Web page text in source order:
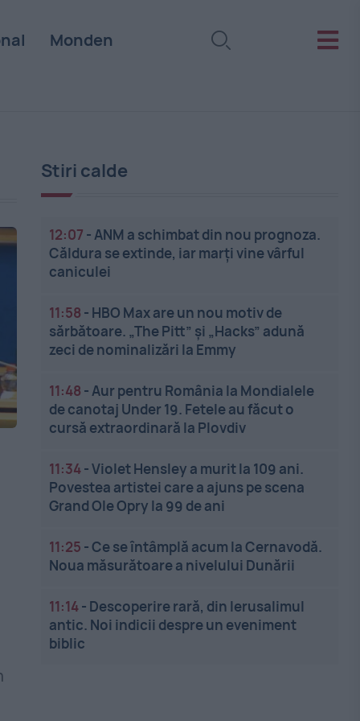
Monden
Stiri calde
12:07 -ANM a schimbat din nou prognoza.
Căldura se extinde, iar marți vine vârful
caniculei
11:58 - HBO Max are un nou motiv de
sărbătoare. „The Pitt” și „Hacks” adună
zeci de nominalizări la Emmy
11:48 -Aur pentru România la Mondialele
de canotaj Under 19. Fetele au făcut o
cursă extraordinară la Plovdiv
11:34-Violet Hensley a murit la 109 ani.
Povestea artistei care a ajuns pe scena
Grand Ole Opry la 99 de ani
11:25 -Ce se întâmplă acum la Cernavodă.
Noua măsurătoare a nivelului Dunării
11:14- Descoperire rară, din Ierusalimul
antic. Noi indicii despre un eveniment
biblic